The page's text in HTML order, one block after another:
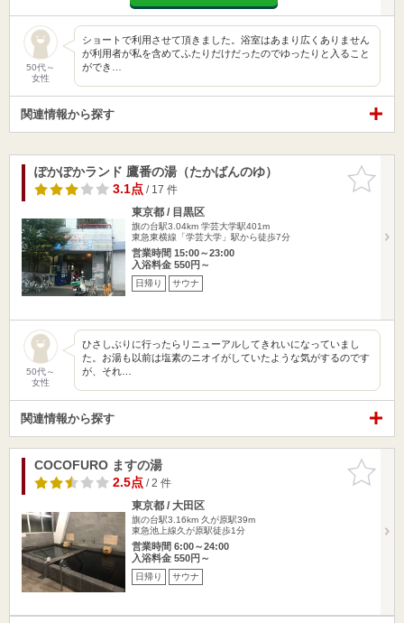
50代～
女性
ショートで利用させて頂きました。浴室はあまり広くありません
が利用者が私を含めてふたりだけだったのでゆったりと入ること
ができ…
関連情報から探す
お気に入
りに追加
ぽかぽかランド 鷹番の湯（たかばんのゆ）
3.1点/ 17 件
東京都 / 目黒区
旗の台駅3.04km 学芸大学駅401m
東急東横線「学芸大学」駅から徒歩7分
営業時間 15:00～23:00
入浴料金 550円～
日帰り サウナ
50代～
女性
ひさしぶりに行ったらリニューアルしてきれいになっていまし
た。お湯も以前は塩素のニオイがしていたような気がするのです
が、それ…
関連情報から探す
お気に入
りに追加
COCOFURO ますの湯
2.5点/ 2 件
東京都 / 大田区
旗の台駅3.16km 久が原駅39m
東急池上線久が原駅徒歩1分
営業時間 6:00～24:00
入浴料金 550円～
日帰り サウナ